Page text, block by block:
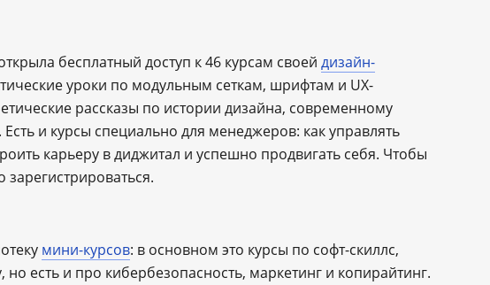
бесплатный доступ к 46 курсам своей дизайн-
уроки по модульным сеткам, шрифтам и UX-
рассказы по истории дизайна, современному
Есть и курсы специально для менеджеров: как управлять
карьеру в диджитал и успешно продвигать себя. Чтобы
зарегистрироваться.
мини-курсов: в основном это курсы по софт-скиллс,
есть и про кибербезопасность, маркетинг и копирайтинг.